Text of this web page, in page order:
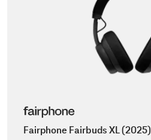
Fairphone Fairbuds XL (2025)